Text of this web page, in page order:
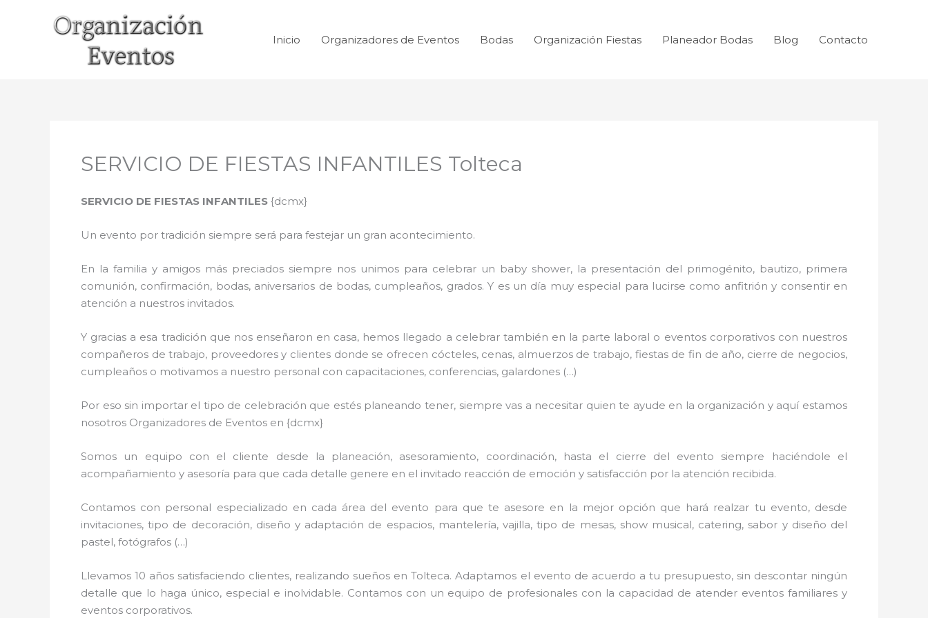
Inicio Organizadores de Eventos Bodas Organización Fiestas Planeador Bodas Blog Contacto
SERVICIO DE FIESTAS INFANTILES Tolteca
SERVICIO DE FIESTAS INFANTILES {dcmx}
Un evento por tradición siempre será para festejar un gran acontecimiento.
En la familia y amigos más preciados siempre nos unimos para celebrar un baby shower, la presentación del primogénito, bautizo, primera
comunión, confirmación, bodas, aniversarios de bodas, cumpleaños, grados. Y es un día muy especial para lucirse como anfitrión y consentir en
atención a nuestros invitados.
Y gracias a esa tradición que nos enseñaron en casa, hemos llegado a celebrar también en la parte laboral o eventos corporativos con nuestros
compañeros de trabajo, proveedores y clientes donde se ofrecen cócteles, cenas, almuerzos de trabajo, fiestas de fin de año, cierre de negocios,
cumpleaños o motivamos a nuestro personal con capacitaciones, conferencias, galardones (…)
Por eso sin importar el tipo de celebración que estés planeando tener, siempre vas a necesitar quien te ayude en la organización y aquí estamos
nosotros Organizadores de Eventos en {dcmx}
Somos un equipo con el cliente desde la planeación, asesoramiento, coordinación, hasta el cierre del evento siempre haciéndole el
acompañamiento y asesoría para que cada detalle genere en el invitado reacción de emoción y satisfacción por la atención recibida.
Contamos con personal especializado en cada área del evento para que te asesore en la mejor opción que hará realzar tu evento, desde
invitaciones, tipo de decoración, diseño y adaptación de espacios, mantelería, vajilla, tipo de mesas, show musical, catering, sabor y diseño del
pastel, fotógrafos (…)
Llevamos 10 años satisfaciendo clientes, realizando sueños en Tolteca. Adaptamos el evento de acuerdo a tu presupuesto, sin descontar ningún
detalle que lo haga único, especial e inolvidable. Contamos con un equipo de profesionales con la capacidad de atender eventos familiares y
eventos corporativos.